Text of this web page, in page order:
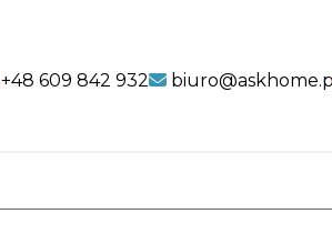
+48 609 842 932 biuro@askhome.pl